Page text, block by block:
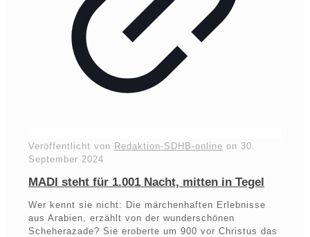
Veröffentlicht von Redaktion-SDHB-online on 30.
September 2024
MADI steht für 1.001 Nacht, mitten in Tegel
Wer kennt sie nicht: Die märchenhaften Erlebnisse
aus Arabien, erzählt von der wunderschönen
Scheherazade? Sie eroberte um 900 vor Christus das